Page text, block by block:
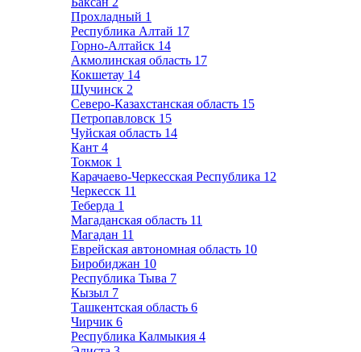
Прохладный 1
Республика Алтай 17
Горно-Алтайск 14
Акмолинская область 17
Кокшетау 14
Щучинск 2
Северо-Казахстанская область 15
Петропавловск 15
Чуйская область 14
Кант 4
Токмок 1
Карачаево-Черкесская Республика 12
Черкесск 11
Теберда 1
Магаданская область 11
Магадан 11
Еврейская автономная область 10
Биробиджан 10
Республика Тыва 7
Кызыл 7
Ташкентская область 6
Чирчик 6
Республика Калмыкия 4